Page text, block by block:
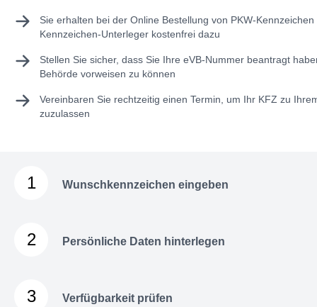
Sie erhalten bei der Online Bestellung von PKW-
Kennzeichen-Unterleger kostenfrei dazu
Stellen Sie sicher, dass Sie Ihre eVB-Nummer beantragt
Behörde vorweisen zu können
Vereinbaren Sie rechtzeitig einen Termin, um Ihr KFZ zu
zuzulassen
1 Wunschkennzeichen eingeben
2 Persönliche Daten hinterlegen
3 Verfügbarkeit prüfen